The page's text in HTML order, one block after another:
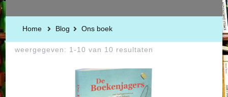
Home Blog Ons boek
weergegeven: 1-10 van 10 resultaten